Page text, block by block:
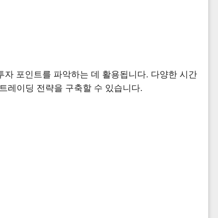
자 포인트를 파악하는 데 활용됩니다. 다양한 시간
레이딩 전략을 구축할 수 있습니다.